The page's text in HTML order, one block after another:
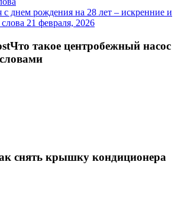
с днем рождения на 28 лет – искренние и
21 февраля, 2026
Что такое центробежный насос
снять крышку кондиционера